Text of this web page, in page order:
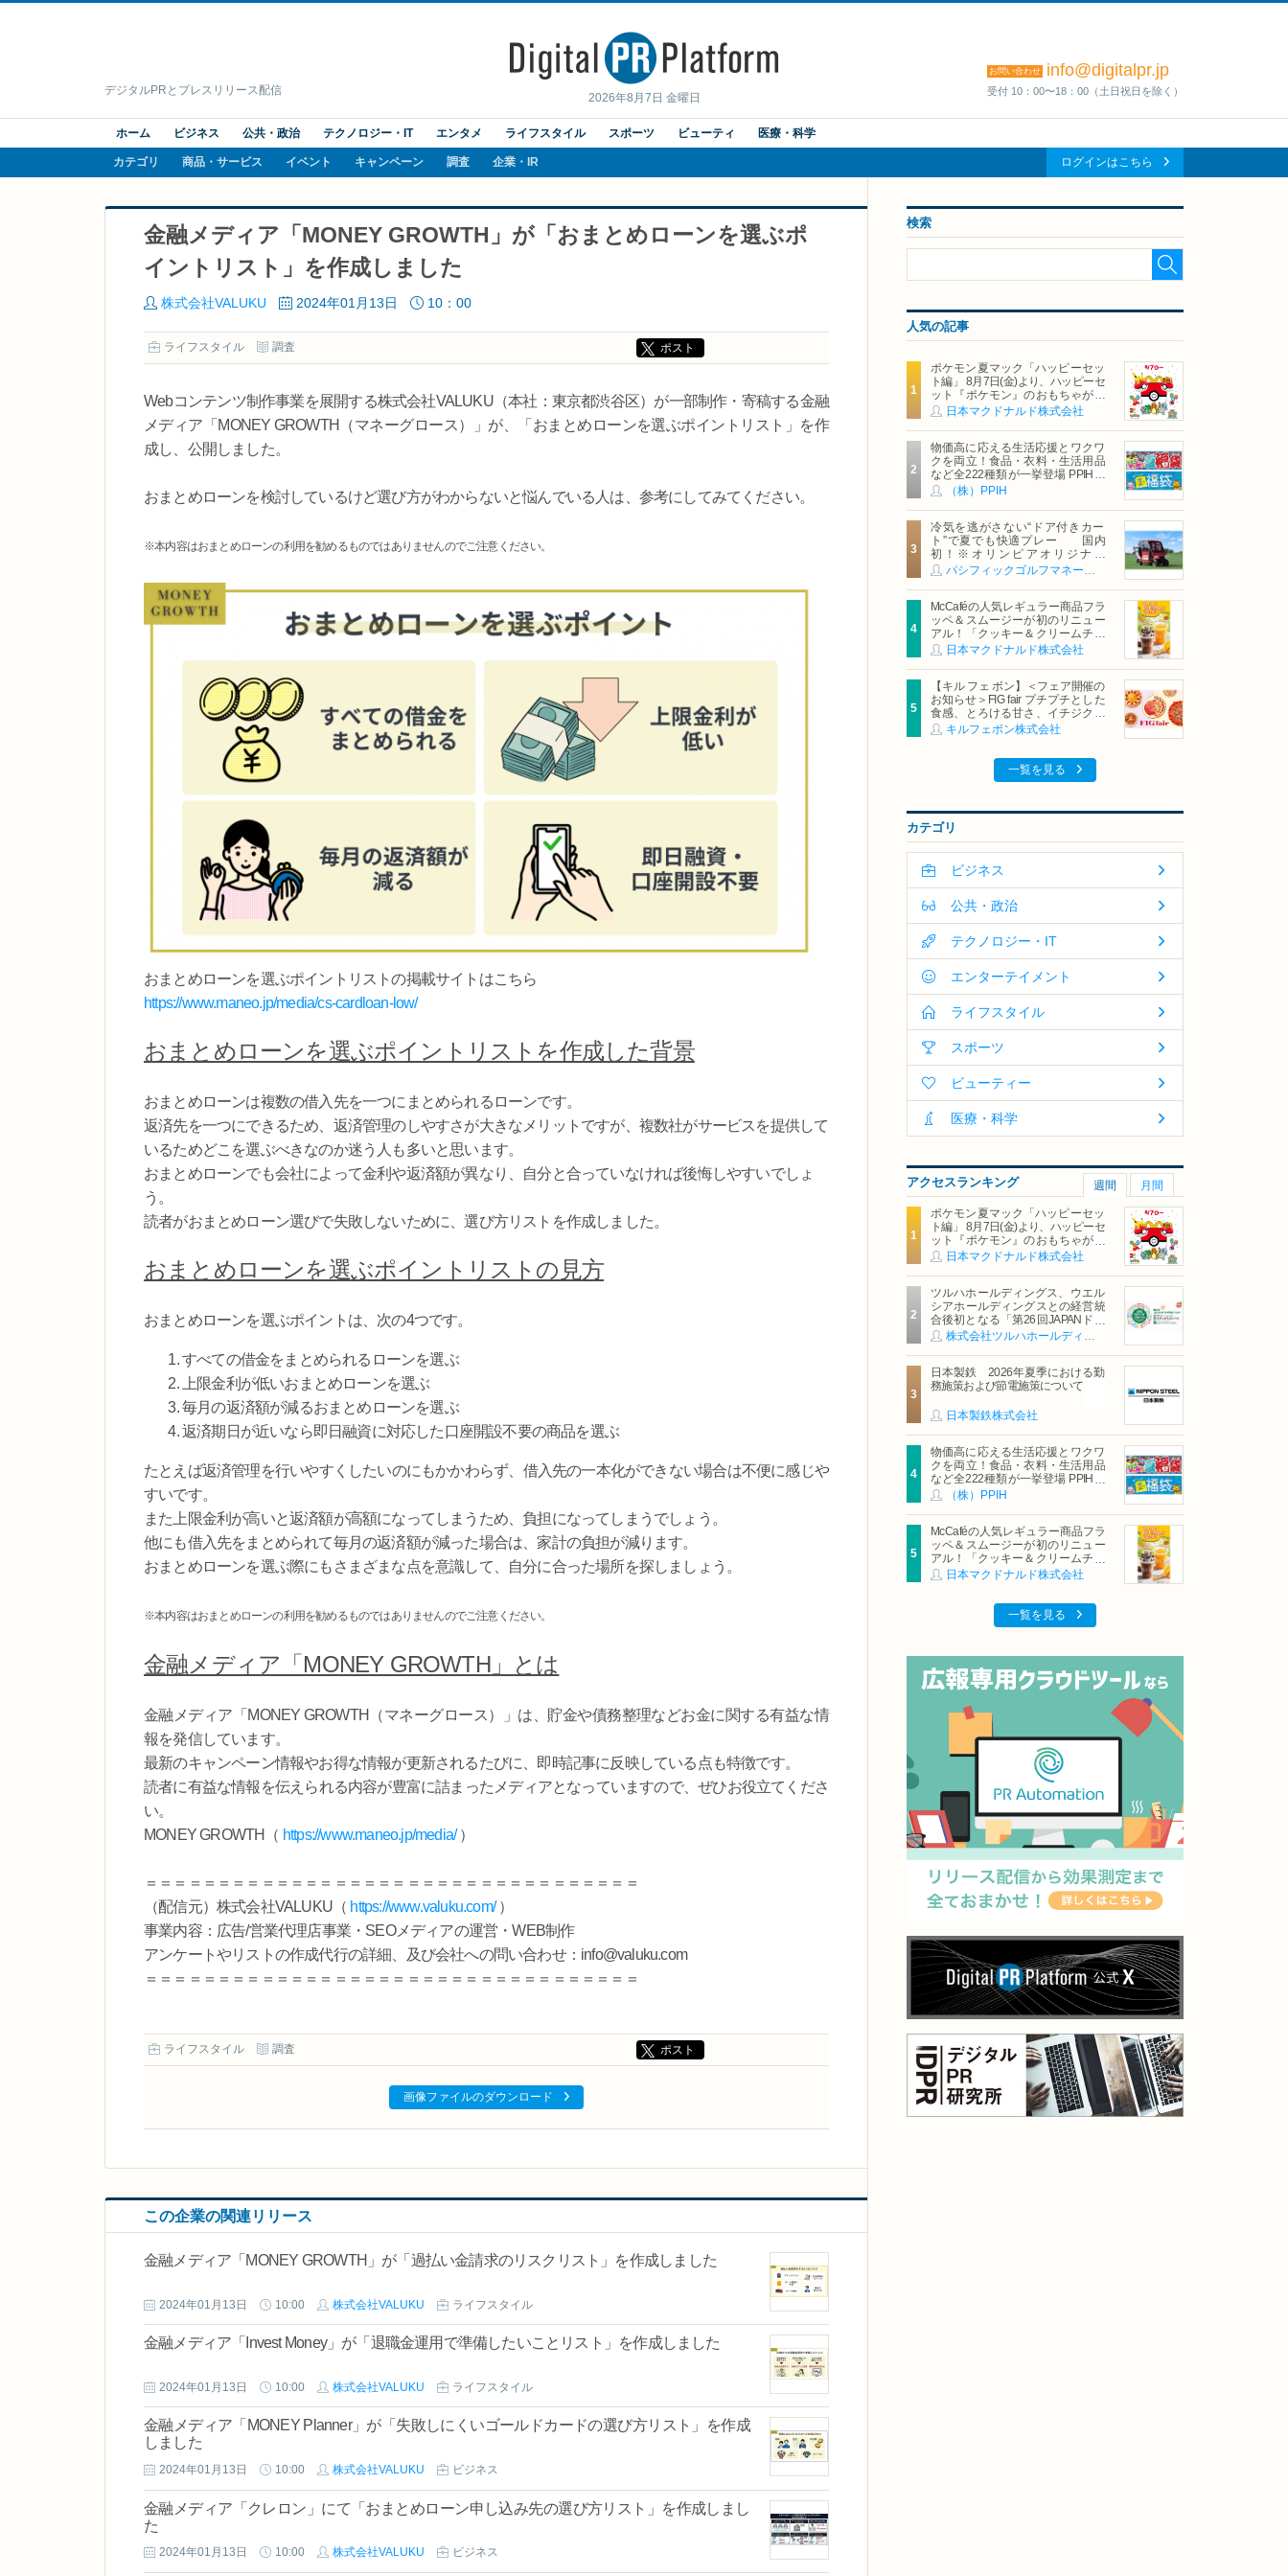
2026年8月7日 金曜日
デジタルPRとプレスリリース配信
お問い合わせ info@digitalpr.jp
受付 10：00〜18：00（土日祝日を除く）
ホーム ビジネス 公共・政治 テクノロジー・IT エンタメ ライフスタイル スポーツ ビューティ 医療・科学
カテゴリ 商品・サービス イベント キャンペーン 調査 企業・IR ログインはこちら
金融メディア「MONEY GROWTH」が「おまとめローンを選ぶポ
イントリスト」を作成しました
株式会社VALUKU 2024年01月13日 10：00
ライフスタイル 調査 ポスト
Webコンテンツ制作事業を展開する株式会社VALUKU（本社：東京都渋谷区）が一部制作・寄稿する金融
メディア「MONEY GROWTH（マネーグロース）」が、「おまとめローンを選ぶポイントリスト」を作
成し、公開しました。
おまとめローンを検討しているけど選び方がわからないと悩んでいる人は、参考にしてみてください。
※本内容はおまとめローンの利用を勧めるものではありませんのでご注意ください。
おまとめローンを選ぶポイントリストの掲載サイトはこちら
https://www.maneo.jp/media/cs-cardloan-low/
おまとめローンを選ぶポイントリストを作成した背景
おまとめローンは複数の借入先を一つにまとめられるローンです。
返済先を一つにできるため、返済管理のしやすさが大きなメリットですが、複数社がサービスを提供して
いるためどこを選ぶべきなのか迷う人も多いと思います。
おまとめローンでも会社によって金利や返済額が異なり、自分と合っていなければ後悔しやすいでしょ
う。
読者がおまとめローン選びで失敗しないために、選び方リストを作成しました。
おまとめローンを選ぶポイントリストの見方
おまとめローンを選ぶポイントは、次の4つです。
すべての借金をまとめられるローンを選ぶ
上限金利が低いおまとめローンを選ぶ
毎月の返済額が減るおまとめローンを選ぶ
返済期日が近いなら即日融資に対応した口座開設不要の商品を選ぶ
たとえば返済管理を行いやすくしたいのにもかかわらず、借入先の一本化ができない場合は不便に感じや
すいです。
また上限金利が高いと返済額が高額になってしまうため、負担になってしまうでしょう。
他にも借入先をまとめられて毎月の返済額が減った場合は、家計の負担が減ります。
おまとめローンを選ぶ際にもさまざまな点を意識して、自分に合った場所を探しましょう。
※本内容はおまとめローンの利用を勧めるものではありませんのでご注意ください。
金融メディア「MONEY GROWTH」とは
金融メディア「MONEY GROWTH（マネーグロース）」は、貯金や債務整理などお金に関する有益な情
報を発信しています。
最新のキャンペーン情報やお得な情報が更新されるたびに、即時記事に反映している点も特徴です。
読者に有益な情報を伝えられる内容が豊富に詰まったメディアとなっていますので、ぜひお役立てくださ
い。
MONEY GROWTH（ https://www.maneo.jp/media/）
＝＝＝＝＝＝＝＝＝＝＝＝＝＝＝＝＝＝＝＝＝＝＝＝＝＝＝＝＝＝＝＝＝＝
（配信元）株式会社VALUKU（ https://www.valuku.com/）
事業内容：広告/営業代理店事業・SEOメディアの運営・WEB制作
アンケートやリストの作成代行の詳細、及び会社への問い合わせ：info@valuku.com
＝＝＝＝＝＝＝＝＝＝＝＝＝＝＝＝＝＝＝＝＝＝＝＝＝＝＝＝＝＝＝＝＝＝
ライフスタイル 調査 ポスト
画像ファイルのダウンロード
この企業の関連リリース
金融メディア「MONEY GROWTH」が「過払い金請求のリスクリスト」を作成しました
2024年01月13日 10:00 株式会社VALUKU ライフスタイル
金融メディア「Invest Money」が「退職金運用で準備したいことリスト」を作成しました
2024年01月13日 10:00 株式会社VALUKU ライフスタイル
金融メディア「MONEY Planner」が「失敗しにくいゴールドカードの選び方リスト」を作成
しました
2024年01月13日 10:00 株式会社VALUKU ビジネス
金融メディア「クレロン」にて「おまとめローン申し込み先の選び方リスト」を作成しまし
た
2024年01月13日 10:00 株式会社VALUKU ビジネス
検索
人気の記事
ポケモン夏マック「ハッピーセッ
ト編」 8月7日(金)より、ハッピーセ
ット『ポケモン』のおもちゃが期
間限定登場
日本マクドナルド株式会社
物価高に応える生活応援とワクワ
クを両立！食品・衣料・生活用品
など全222種類が一挙登場 PPIHグ
ループ「夏福袋」＆セール 8月6日
(木)より順次スタート
（株）PPIH
冷気を逃がさない“ドア付きカー
ト”で夏でも快適プレー 国内
初！※オリンピアオリジナル
「AirCon Cart（エアコンカー
ト）」導入 | ＰＧＭ
McCaféの人気レギュラー商品フラ
ッペ＆スムージーが初のリニュー
アル！「クッキー＆クリームチョ
コフラッペ」「マンゴースムージ
ー」8月5日（水）から販売開始
日本マクドナルド株式会社
【キル フェ ボン】＜フェア開催の
お知らせ＞FIG fair プチプチとした
食感、とろける甘さ、イチジクの
魅力をたっぷりと。新作を含め、
イチジク尽くしの全4種が登場8月
キルフェボン株式会社
一覧を見る
カテゴリ
ビジネス
公共・政治
テクノロジー・IT
エンターテイメント
ライフスタイル
スポーツ
ビューティー
医療・科学
アクセスランキング 週間 月間
ポケモン夏マック「ハッピーセッ
ト編」 8月7日(金)より、ハッピーセ
ット『ポケモン』のおもちゃが期
間限定登場
日本マクドナルド株式会社
ツルハホールディングス、ウエル
シアホールディングスとの経営統
合後初となる「第26回JAPANドラ
ッグストアショー」に出展
株式会社ツルハホールディングス
日本製鉄 2026年夏季における勤
務施策および節電施策について
日本製鉄株式会社
物価高に応える生活応援とワクワ
クを両立！食品・衣料・生活用品
など全222種類が一挙登場 PPIHグ
ループ「夏福袋」＆セール 8月6日
（株）PPIH
McCaféの人気レギュラー商品フラ
ッペ＆スムージーが初のリニュー
アル！「クッキー＆クリームチョ
コフラッペ」「マンゴースムージ
日本マクドナルド株式会社
一覧を見る